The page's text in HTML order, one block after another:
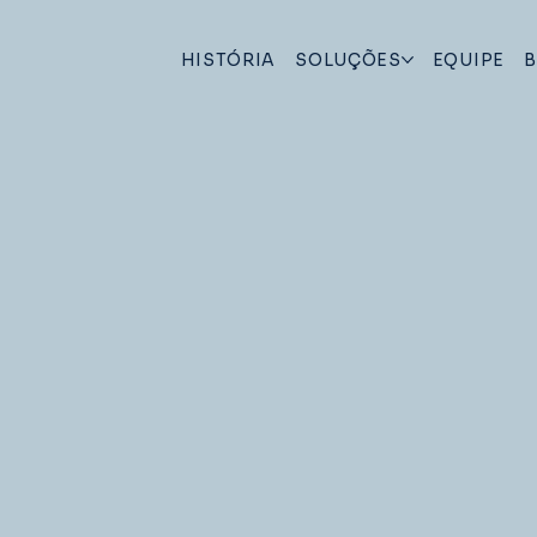
HISTÓRIA SOLUÇÕES EQUIPE